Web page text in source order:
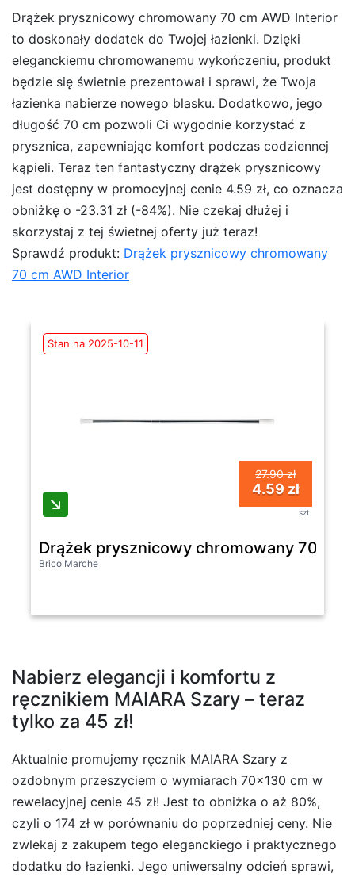
Drążek prysznicowy chromowany 70 cm AWD Interior
to doskonały dodatek do Twojej łazienki. Dzięki
eleganckiemu chromowanemu wykończeniu, produkt
będzie się świetnie prezentował i sprawi, że Twoja
łazienka nabierze nowego blasku. Dodatkowo, jego
długość 70 cm pozwoli Ci wygodnie korzystać z
prysznica, zapewniając komfort podczas codziennej
kąpieli. Teraz ten fantastyczny drążek prysznicowy
jest dostępny w promocyjnej cenie 4.59 zł, co oznacza
obniżkę o -23.31 zł (-84%). Nie czekaj dłużej i
skorzystaj z tej świetnej oferty już teraz!
Sprawdź produkt: Drążek prysznicowy chromowany
70 cm AWD Interior
Stan na 2025-10-11
27.90 zł
4.59 zł
szt
Drążek prysznicowy chromowany 70 cm
Brico Marche
Nabierz elegancji i komfortu z
ręcznikiem MAIARA Szary – teraz
tylko za 45 zł!
Aktualnie promujemy ręcznik MAIARA Szary z
ozdobnym przeszyciem o wymiarach 70×130 cm w
rewelacyjnej cenie 45 zł! Jest to obniżka o aż 80%,
czyli o 174 zł w porównaniu do poprzedniej ceny. Nie
zwlekaj z zakupem tego eleganckiego i praktycznego
dodatku do łazienki. Jego uniwersalny odcień sprawi,